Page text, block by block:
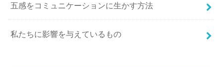
五感をコミュニケーションに生かす方法
私たちに影響を与えているもの